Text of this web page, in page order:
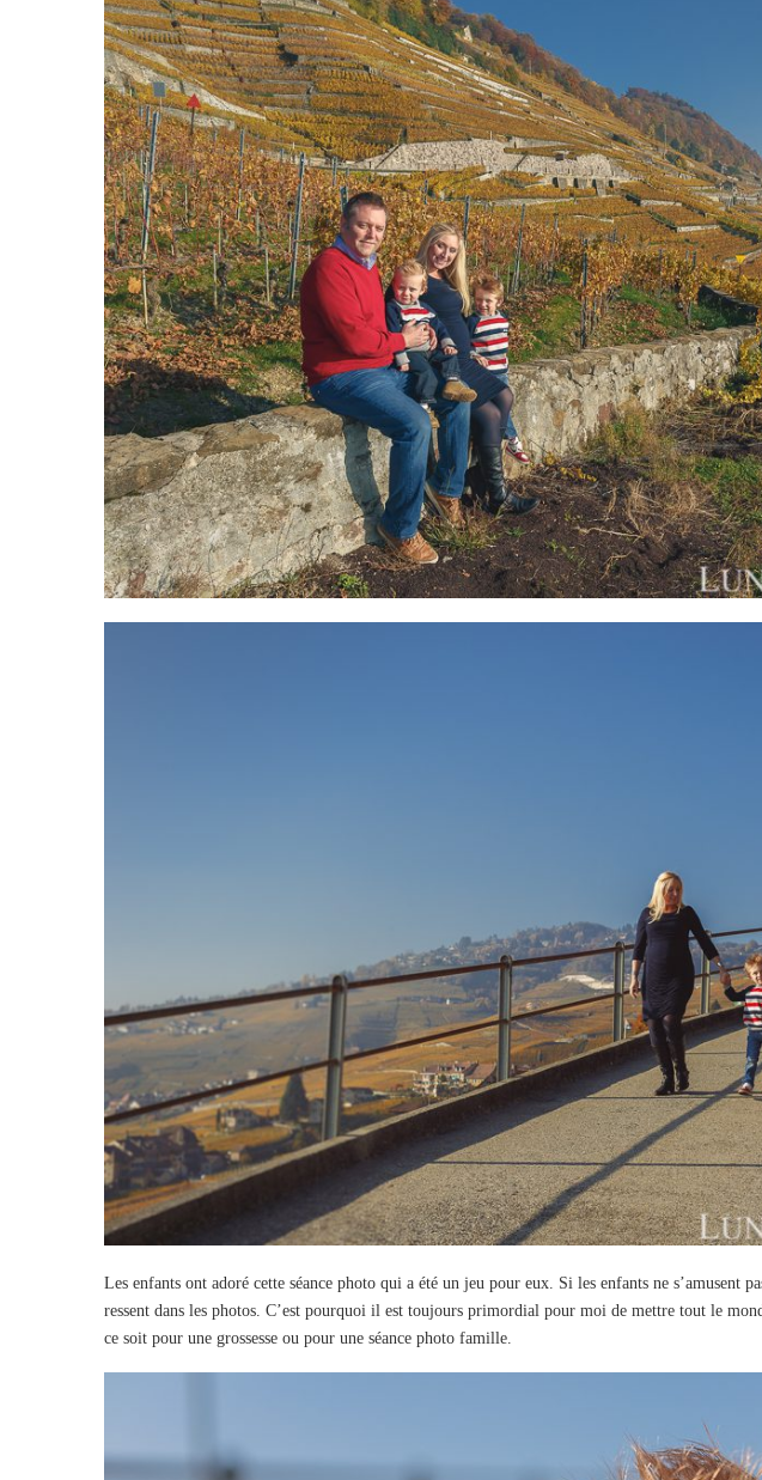
Les enfants ont adoré cette séance photo qui a été un jeu pour eux. Si les enfants ne s’amusent
ressent dans les photos. C’est pourquoi il est toujours primordial pour moi de mettre tout le
ce soit pour une grossesse ou pour une séance photo famille.